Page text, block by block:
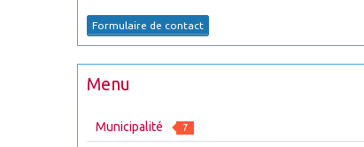
Formulaire de contact
Menu
Municipalité 7